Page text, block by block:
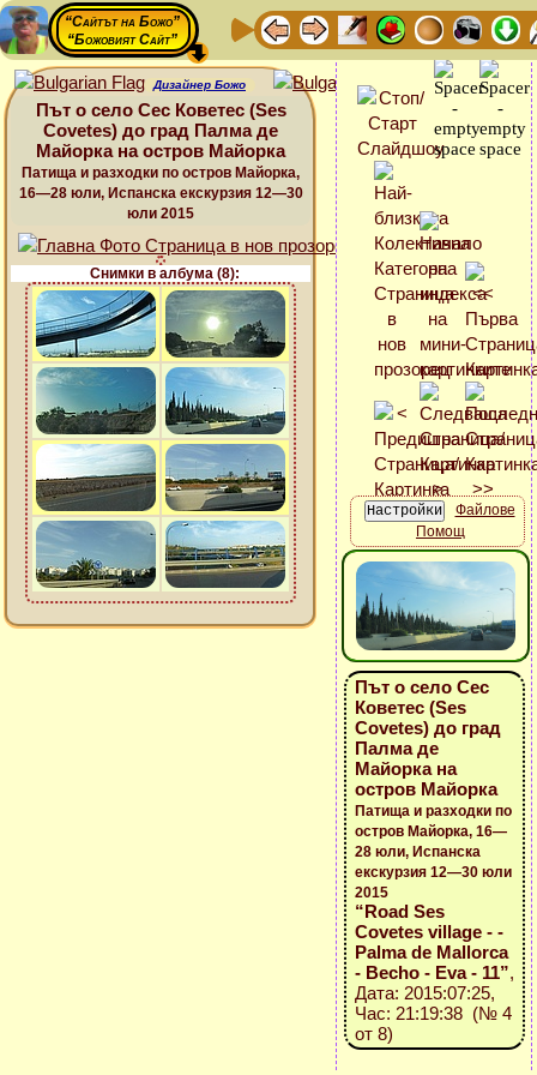
“Сайтът на Божо”
“Божовият Сайт”
Дизайнер Божо
Път о село Сес Коветес (Ses
Covetes) до град Палма де
Майорка на остров Майорка
Патища и разходки по остров Майорка,
16—28 юли, Испанска екскурзия 12—30
юли 2015
Снимки в албума (8):
Файлове
Помощ
Път о село Сес
Коветес (Ses
Covetes) до град
Палма де
Майорка на
остров Майорка
Патища и разходки по
остров Майорка, 16—
28 юли, Испанска
екскурзия 12—30 юли
2015
“Road Ses
Covetes village - -
Palma de Mallorca
- Becho - Eva - 11”,
Дата: 2015:07:25,
Час: 21:19:38 (№ 4
от 8)